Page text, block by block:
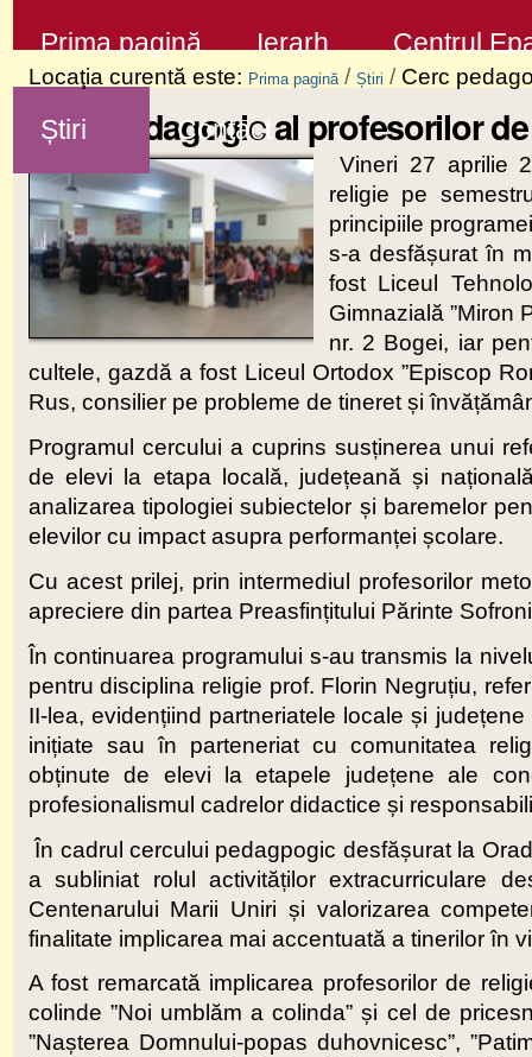
la
conţinut
Sari
la
navigare
Prima pagină Ierarh Centrul
Știri Contact
Locaţia curentă este: Prima pagină / Știri / Cerc
Cerc pedagogic al profesorilor
Vineri 27 aprilie
religie pe
principiile
s-a desfășurat în
fost Liceul
Gimnazială ”Miron
nr. 2 Bogei, iar
cultele, gazdă a fost Liceul Ortodox ”Episcop
Rus, consilier pe probleme de tineret și
Programul cercului a cuprins susținerea unui
de elevi la etapa locală, județeană și
analizarea tipologiei subiectelor și baremelor
elevilor cu impact asupra performanței școlare.
Cu acest prilej, prin intermediul profesorilor
apreciere din partea Preasfințitului Părinte
În continuarea programului s-au transmis la
pentru disciplina religie prof. Florin Negruțiu,
II-lea, evidențiind partneriatele locale și
inițiate sau în parteneriat cu comunitatea
obținute de elevi la etapele județene ale
profesionalismul cadrelor didactice și
În cadrul cercului pedagpogic desfășurat la
a subliniat rolul activităților extracurriculare
Centenarului Marii Uniri și valorizarea
finalitate implicarea mai accentuată a tinerilor în
A fost remarcată implicarea profesorilor de
colinde ”Noi umblăm a colinda” și cel de
”Nașterea Domnului-popas duhovnicesc”,